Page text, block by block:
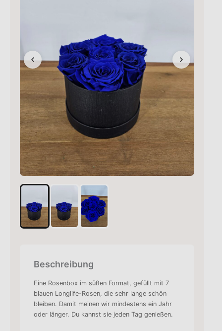
Beschreibung
Eine Rosenbox im süßen Format, gefüllt mit 7
blauen Longlife-Rosen, die sehr lange schön
bleiben. Damit meinen wir mindestens ein Jahr
oder länger. Du kannst sie jeden Tag genießen.